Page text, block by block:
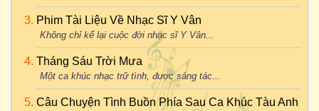
Phim Tài Liệu Về Nhạc Sĩ Y Vân
Không chỉ kể lại cuộc đời nhạc sĩ Y Vân...
Tháng Sáu Trời Mưa
Một ca khúc nhạc trữ tình, được sáng tác...
Câu Chuyện Tình Buồn Phía Sau Ca Khúc Tàu Anh